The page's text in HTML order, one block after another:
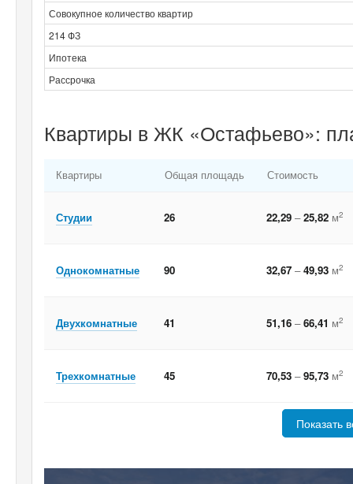
Совокупное количество квартир
214 ФЗ
Ипотека
Рассрочка
Квартиры в ЖК «Остафьево»:
Квартиры Общая площадь Стоимость
Студии 26 22,29 –25,82 м2
Однокомнатные 90 32,67 –49,93 м2
Двухкомнатные 41 51,16 –66,41 м2
Трехкомнатные 45 70,53 –95,73 м2
Показать